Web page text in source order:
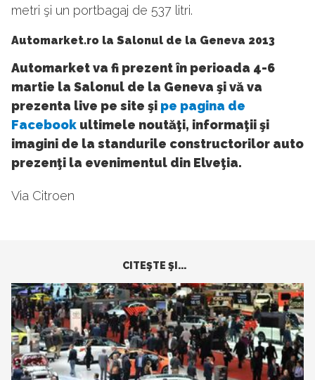
metri şi un portbagaj de 537 litri.
Automarket.ro la Salonul de la Geneva 2013
Automarket va fi prezent în perioada 4-6
martie la Salonul de la Geneva şi vă va
prezenta live pe site şi pe pagina de
Facebook ultimele noutăţi, informaţii şi
imagini de la standurile constructorilor auto
prezenţi la evenimentul din Elveţia.
Via Citroen
CITEŞTE ŞI...